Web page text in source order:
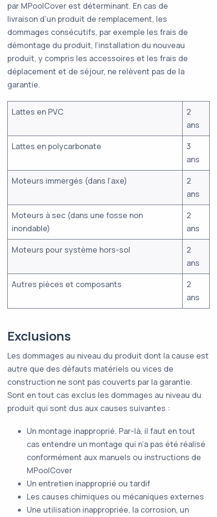
par MPoolCover est déterminant. En cas de
livraison d’un produit de remplacement, les
dommages consécutifs, par exemple les frais de
démontage du produit, l’installation du nouveau
produit, y compris les accessoires et les frais de
déplacement et de séjour, ne relèvent pas de la
garantie.
Lattes en PVC
2
ans
Lattes en polycarbonate
3
ans
Moteurs immergés (dans l’axe)
2
ans
Moteurs à sec (dans une fosse non
inondable)
2
ans
Moteurs pour système hors-sol
2
ans
Autres pièces et composants
2
ans
Exclusions
Les dommages au niveau du produit dont la cause est
autre que des défauts matériels ou vices de
construction ne sont pas couverts par la garantie.
Sont en tout cas exclus les dommages au niveau du
produit qui sont dus aux causes suivantes :
Un montage inapproprié. Par-là, il faut en tout
cas entendre un montage qui n’a pas été réalisé
conformément aux manuels ou instructions de
MPoolCover
Un entretien inapproprié ou tardif
Les causes chimiques ou mécaniques externes
Une utilisation inappropriée, la corrosion, un